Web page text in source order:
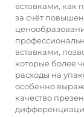
вставками, как
за счёт
вставками,
которые более
расходы на
особенно
качество